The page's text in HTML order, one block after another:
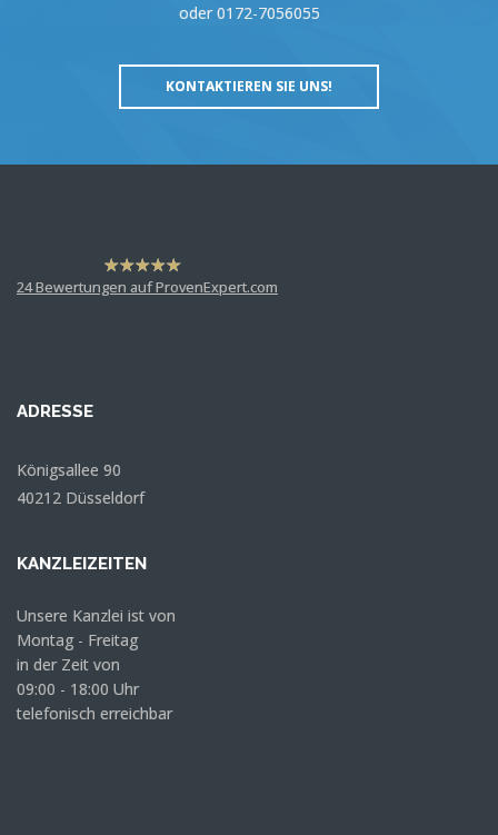
oder 0172-7056055
KONTAKTIEREN SIE UNS!
hat4,63
von
24Bewertungen auf ProvenExpert.com
ADRESSE
Königsallee 90
40212 Düsseldorf
KANZLEIZEITEN
Unsere Kanzlei ist von
Montag - Freitag
in der Zeit von
09:00 - 18:00 Uhr
telefonisch erreichbar